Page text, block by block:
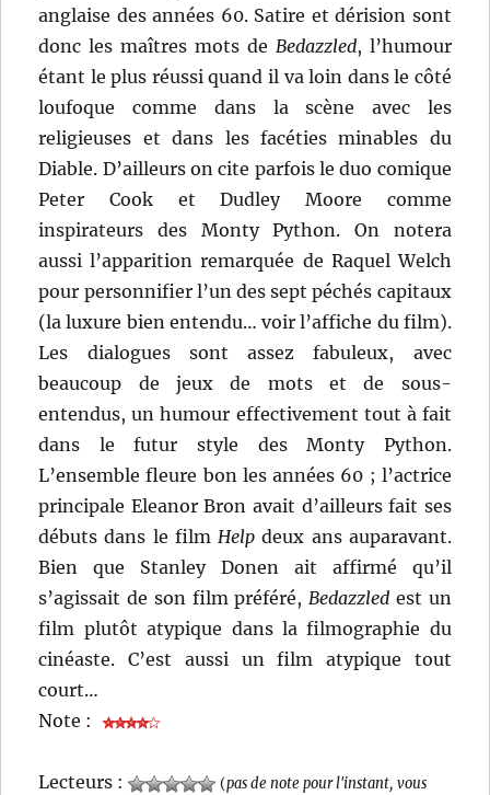
anglaise des années 60. Satire et dérision sont
donc les maîtres mots de Bedazzled, l’humour
étant le plus réussi quand il va loin dans le côté
loufoque comme dans la scène avec les
religieuses et dans les facéties minables du
Diable. D’ailleurs on cite parfois le duo comique
Peter Cook et Dudley Moore comme
inspirateurs des Monty Python. On notera
aussi l’apparition remarquée de Raquel Welch
pour personnifier l’un des sept péchés capitaux
(la luxure bien entendu… voir l’affiche du film).
Les dialogues sont assez fabuleux, avec
beaucoup de jeux de mots et de sous-
entendus, un humour effectivement tout à fait
dans le futur style des Monty Python.
L’ensemble fleure bon les années 60 ; l’actrice
principale Eleanor Bron avait d’ailleurs fait ses
débuts dans le filmHelp deux ans auparavant.
Bien que Stanley Donen ait affirmé qu’il
s’agissait de son film préféré,Bedazzled est un
film plutôt atypique dans la filmographie du
cinéaste. C’est aussi un film atypique tout
court…
Note :
Lecteurs : (pas de note pour l'instant, vous